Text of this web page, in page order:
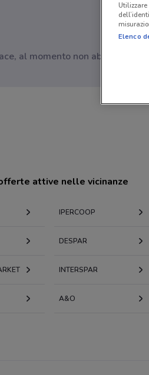
al momento non abbiamo
attive nelle vicinanze
IPERCOOP
DESPAR
INTERSPAR
A&O
Elenco